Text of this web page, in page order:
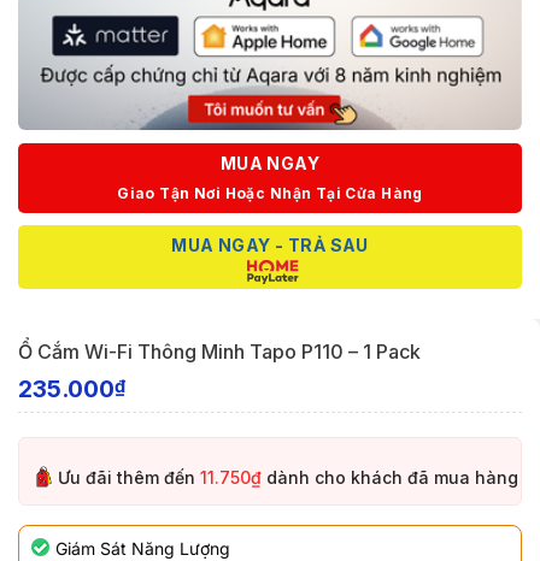
MUA NGAY
Giao Tận Nơi Hoặc Nhận Tại Cửa Hàng
MUA NGAY - TRẢ SAU
Ổ Cắm Wi-Fi Thông Minh Tapo P110 – 1 Pack
235.000₫
Ưu đãi thêm đến 11.750₫ dành cho khách đã mua hàng
Giám Sát Năng Lượng